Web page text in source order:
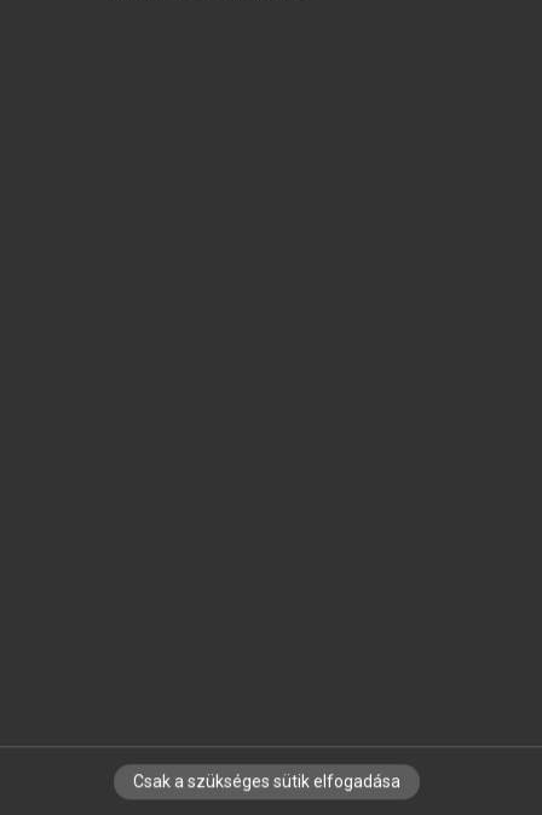
IRATKOZZ FEL HÍRLEVELÜNKRE!
Csak a szükséges sütik elfogadása